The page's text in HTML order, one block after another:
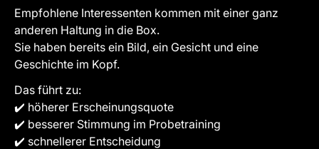
Empfohlene Interessenten kommen mit einer ganz
anderen Haltung in die Box.
Sie haben bereits ein Bild, ein Gesicht und eine
Geschichte im Kopf.
Das führt zu:
✔️ höherer Erscheinungsquote
✔️ besserer Stimmung im Probetraining
✔️ schnellerer Entscheidung